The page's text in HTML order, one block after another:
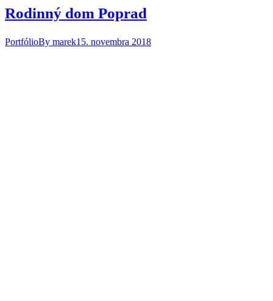
Rodinný dom Poprad
PortfólioBy marek15. novembra 2018